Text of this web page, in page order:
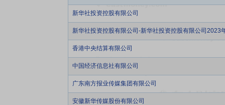
新华社投资控股有限公司
新华社投资控股有限公司-新华社投资控股有限公司
香港中央结算有限公司
中国经济信息社有限公司
广东南方报业传媒集团有限公司
安徽新华传媒股份有限公司